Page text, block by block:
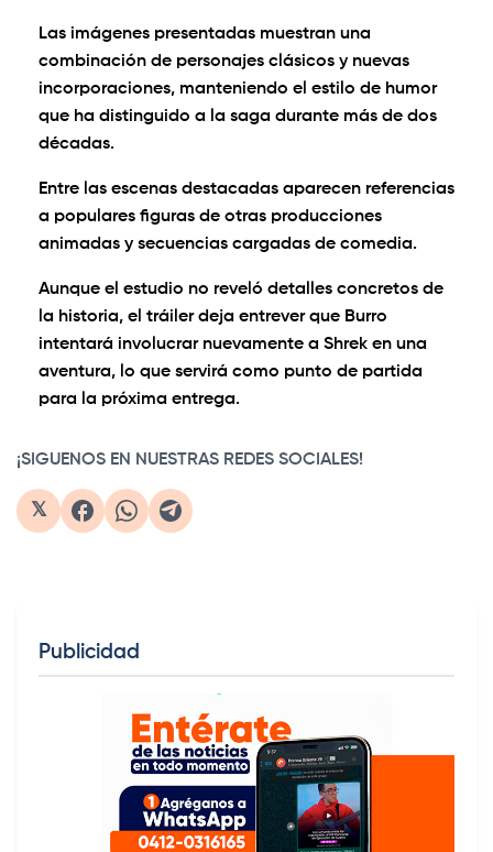
Las imágenes presentadas muestran una
combinación de personajes clásicos y nuevas
incorporaciones, manteniendo el estilo de humor
que ha distinguido a la saga durante más de dos
décadas.
Entre las escenas destacadas aparecen referencias
a populares figuras de otras producciones
animadas y secuencias cargadas de comedia.
Aunque el estudio no reveló detalles concretos de
la historia, el tráiler deja entrever que Burro
intentará involucrar nuevamente a Shrek en una
aventura, lo que servirá como punto de partida
para la próxima entrega.
¡SIGUENOS EN NUESTRAS REDES SOCIALES!
𝕏
Publicidad